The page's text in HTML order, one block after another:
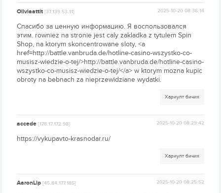
Oliviaattit[37.139.53.11] 2025-10-20 08:36:14
Спасибо за ценную информацию. Я воспользовался
этим. rowniez na stronie jest caly zakladka z tytulem Spin
Shop, na ktorym skoncentrowane sloty, <a
href=http://battle.vanbruda.de/hotline-casino-wszystko-co-
musisz-wiedzie-o-tej/>http://battle.vanbruda.de/hotline-casino-
wszystko-co-musisz-wiedzie-o-tej/</a> w ktorym mozna kupic
obroty na bebnach za nieprzewidziane wydatki.
Хариулт бичих
accede[178.17.172.98] 2025-10-20 08:29:42
https://vykupavto-krasnodar.ru/
Хариулт бичих
AaronLip[45.84.177.185] 2025-10-20 08:25:52